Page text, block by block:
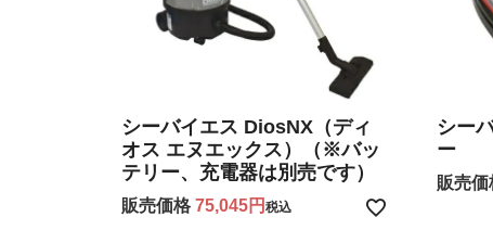
シーバイエス DiosNX（ディ
オス エヌエックス）（※バッ
テリー、充電器は別売です）
販売価格 75,045 税込
シー
ー
販売価